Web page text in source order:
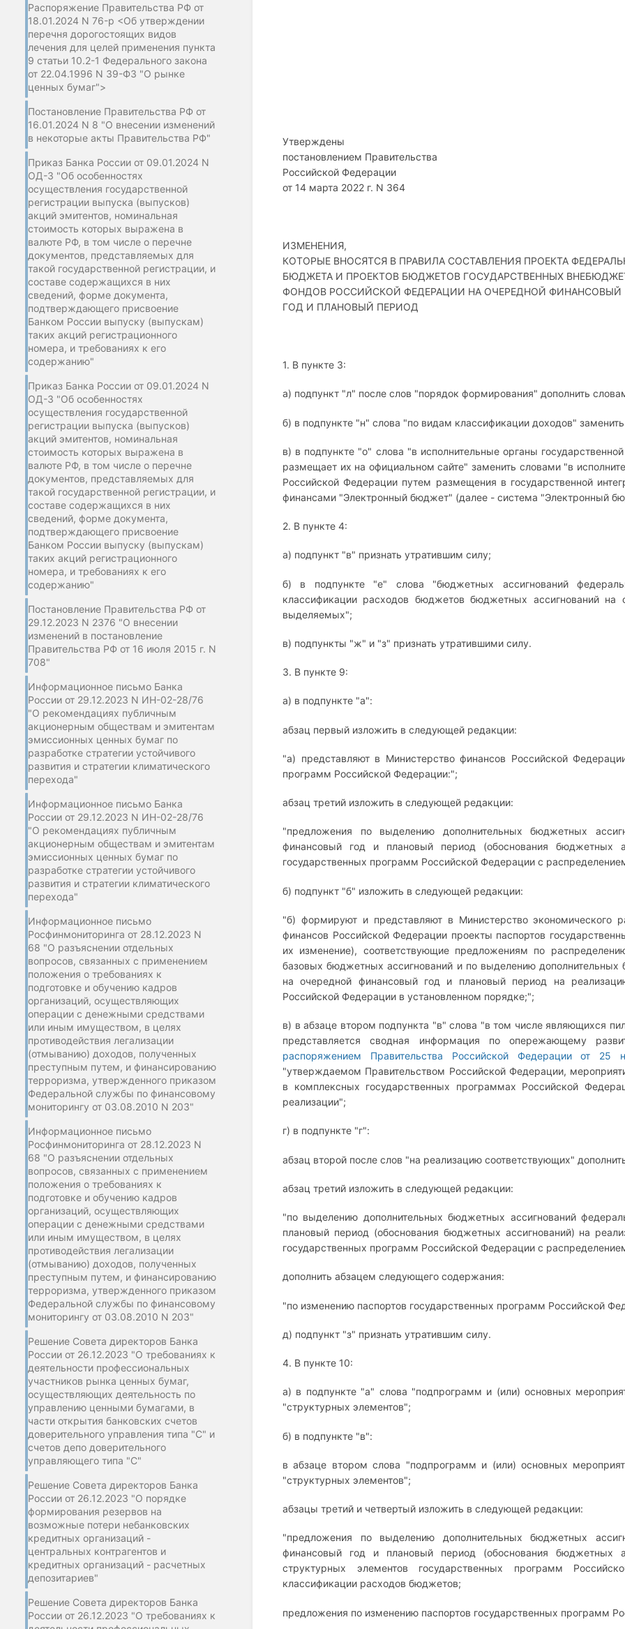
Распоряжение Правительства РФ от
18.01.2024 N 76-р <Об утверждении
перечня дорогостоящих видов
лечения для целей применения пункта
9 статьи 10.2-1 Федерального закона
от 22.04.1996 N 39-ФЗ "О рынке
ценных бумаг">
Постановление Правительства РФ от
16.01.2024 N 8 "О внесении изменений
в некоторые акты Правительства РФ"
Приказ Банка России от 09.01.2024 N
ОД-3 "Об особенностях
осуществления государственной
регистрации выпуска (выпусков)
акций эмитентов, номинальная
стоимость которых выражена в
валюте РФ, в том числе о перечне
документов, представляемых для
такой государственной регистрации, и
составе содержащихся в них
сведений, форме документа,
подтверждающего присвоение
Банком России выпуску (выпускам)
таких акций регистрационного
номера, и требованиях к его
содержанию"
Приказ Банка России от 09.01.2024 N
ОД-3 "Об особенностях
осуществления государственной
регистрации выпуска (выпусков)
акций эмитентов, номинальная
стоимость которых выражена в
валюте РФ, в том числе о перечне
документов, представляемых для
такой государственной регистрации, и
составе содержащихся в них
сведений, форме документа,
подтверждающего присвоение
Банком России выпуску (выпускам)
таких акций регистрационного
номера, и требованиях к его
содержанию"
Постановление Правительства РФ от
29.12.2023 N 2376 "О внесении
изменений в постановление
Правительства РФ от 16 июля 2015 г. N
708"
Информационное письмо Банка
России от 29.12.2023 N ИН-02-28/76
"О рекомендациях публичным
акционерным обществам и эмитентам
эмиссионных ценных бумаг по
разработке стратегии устойчивого
развития и стратегии климатического
перехода"
Информационное письмо Банка
России от 29.12.2023 N ИН-02-28/76
"О рекомендациях публичным
акционерным обществам и эмитентам
эмиссионных ценных бумаг по
разработке стратегии устойчивого
развития и стратегии климатического
перехода"
Информационное письмо
Росфинмониторинга от 28.12.2023 N
68 "О разъяснении отдельных
вопросов, связанных с применением
положения о требованиях к
подготовке и обучению кадров
организаций, осуществляющих
операции с денежными средствами
или иным имуществом, в целях
противодействия легализации
(отмыванию) доходов, полученных
преступным путем, и финансированию
терроризма, утвержденного приказом
Федеральной службы по финансовому
мониторингу от 03.08.2010 N 203"
Информационное письмо
Росфинмониторинга от 28.12.2023 N
68 "О разъяснении отдельных
вопросов, связанных с применением
положения о требованиях к
подготовке и обучению кадров
организаций, осуществляющих
операции с денежными средствами
или иным имуществом, в целях
противодействия легализации
(отмыванию) доходов, полученных
преступным путем, и финансированию
терроризма, утвержденного приказом
Федеральной службы по финансовому
мониторингу от 03.08.2010 N 203"
Решение Совета директоров Банка
России от 26.12.2023 "О требованиях к
деятельности профессиональных
участников рынка ценных бумаг,
осуществляющих деятельность по
управлению ценными бумагами, в
части открытия банковских счетов
доверительного управления типа "С" и
счетов депо доверительного
управляющего типа "С"
Решение Совета директоров Банка
России от 26.12.2023 "О порядке
формирования резервов на
возможные потери небанковских
кредитных организаций -
центральных контрагентов и
кредитных организаций - расчетных
депозитариев"
Решение Совета директоров Банка
России от 26.12.2023 "О требованиях к
Утверждены
постановлением Правительства
Российской Федерации
от 14 марта 2022 г. N 364
ИЗМЕНЕНИЯ,
КОТОРЫЕ ВНОСЯТСЯ В ПРАВИЛА СОСТАВЛЕНИЯ ПРОЕКТА
БЮДЖЕТА И ПРОЕКТОВ БЮДЖЕТОВ ГОСУДАРСТВЕННЫХ
ФОНДОВ РОССИЙСКОЙ ФЕДЕРАЦИИ НА ОЧЕРЕДНОЙ ФИНАНСОВЫЙ
ГОД И ПЛАНОВЫЙ ПЕРИОД
1. В пункте 3:
а) подпункт "л" после слов "порядок формирования" дополнить
б) в подпункте "н" слова "по видам классификации доходов"
в) в подпункте "о" слова "в исполнительные органы
размещает их на официальном сайте" заменить словами "в
Российской Федерации путем размещения в государственной
финансами "Электронный бюджет" (далее - система "Электронный
2. В пункте 4:
а) подпункт "в" признать утратившим силу;
б) в подпункте "е" слова "бюджетных ассигнований
классификации расходов бюджетов бюджетных ассигнований
выделяемых";
в) подпункты "ж" и "з" признать утратившими силу.
3. В пункте 9:
а) в подпункте "а":
абзац первый изложить в следующей редакции:
"а) представляют в Министерство финансов Российской
программ Российской Федерации:";
абзац третий изложить в следующей редакции:
"предложения по выделению дополнительных бюджетных
финансовый год и плановый период (обоснования бюджетных
государственных программ Российской Федерации с
б) подпункт "б" изложить в следующей редакции:
"б) формируют и представляют в Министерство экономического
финансов Российской Федерации проекты паспортов
их изменение), соответствующие предложениям по
базовых бюджетных ассигнований и по выделению
на очередной финансовый год и плановый период на
Российской Федерации в установленном порядке;";
в) в абзаце втором подпункта "в" слова "в том числе являющихся
представляется сводная информация по опережающему
распоряжением Правительства Российской Федерации от
"утверждаемом Правительством Российской Федерации,
в комплексных государственных программах Российской
реализации";
г) в подпункте "г":
абзац второй после слов "на реализацию соответствующих"
абзац третий изложить в следующей редакции:
"по выделению дополнительных бюджетных ассигнований
плановый период (обоснования бюджетных ассигнований) на
государственных программ Российской Федерации с
дополнить абзацем следующего содержания:
"по изменению паспортов государственных программ Российской
д) подпункт "з" признать утратившим силу.
4. В пункте 10:
а) в подпункте "а" слова "подпрограмм и (или) основных
"структурных элементов";
б) в подпункте "в":
в абзаце втором слова "подпрограмм и (или) основных
"структурных элементов";
абзацы третий и четвертый изложить в следующей редакции:
"предложения по выделению дополнительных бюджетных
финансовый год и плановый период (обоснования бюджетных
структурных элементов государственных программ
классификации расходов бюджетов;
предложения по изменению паспортов государственных программ